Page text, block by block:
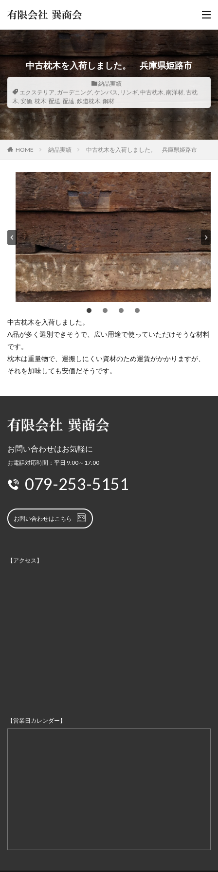
中古枕木を入荷しました。 兵庫県姫路市
納品実績
エクステリア, ガーデニング, ケンパス, リンギ, 中古枕木, 南洋材, 古枕
木, 安価, 枕木, 配送, 配達, 鉄道枕木, 鋼材
HOME 納品実績 中古枕木を入荷しました。 兵庫県姫路市
中古枕木を入荷しました。
A品が多く選別できそうで、広い用途で使っていただけそうな材料
です。
枕木は重量物で、運搬しにくい資材のため運賃がかかりますが、
それを加味しても安価だそうです。
お問い合わせはお気軽に
お電話対応時間：平日 9:00～17:00
079-253-5151
お問い合わせはこちら
【アクセス】
【営業日カレンダー】